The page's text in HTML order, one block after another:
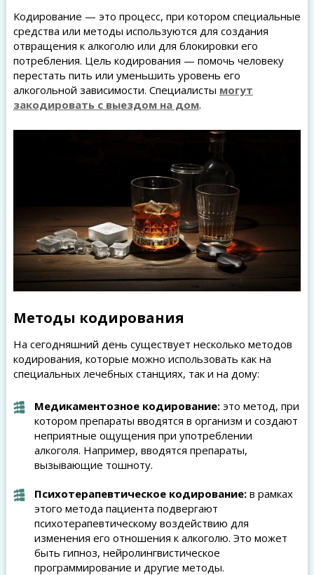
Кодирование — это процесс, при котором специальные
средства или методы используются для создания
отвращения к алкоголю или для блокировки его
потребления. Цель кодирования — помочь человеку
перестать пить или уменьшить уровень его
алкогольной зависимости. Специалисты могут
закодировать с выездом на дом.
Методы кодирования
На сегодняшний день существует несколько методов
кодирования, которые можно использовать как на
специальных лечебных станциях, так и на дому:
Медикаментозное кодирование:это метод, при
котором препараты вводятся в организм и создают
неприятные ощущения при употреблении
алкоголя. Например, вводятся препараты,
вызывающие тошноту.
Психотерапевтическое кодирование:в рамках
этого метода пациента подвергают
психотерапевтическому воздействию для
изменения его отношения к алкоголю. Это может
быть гипноз, нейролингвистическое
программирование и другие методы.